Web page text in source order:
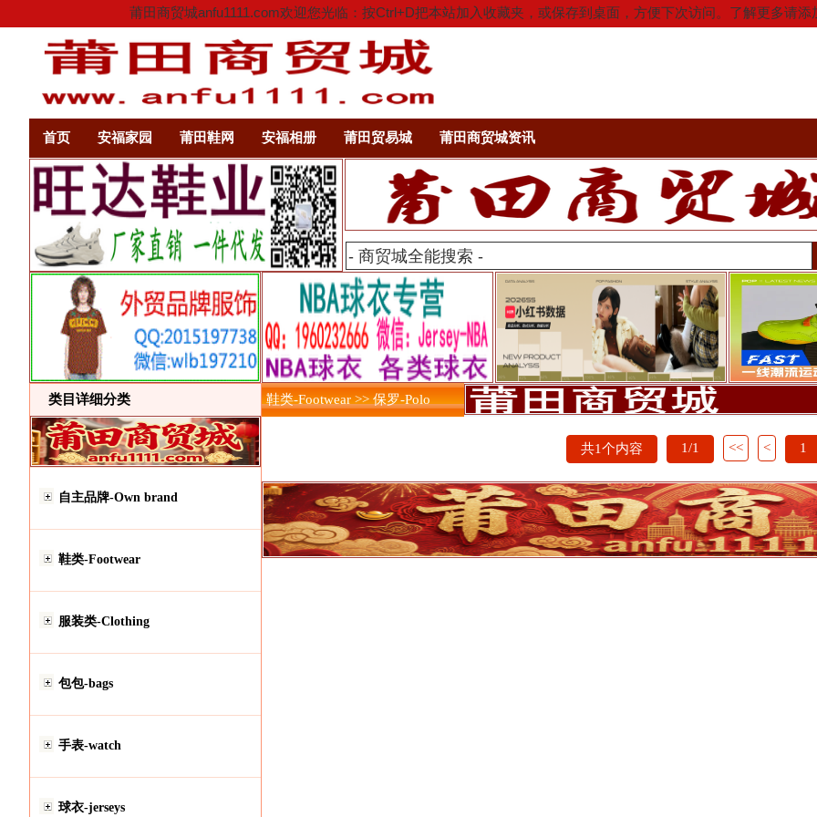
莆田商贸城anfu1111.com欢迎您光临：按Ctrl+D把本站加入收藏夹，或保存到桌面，方便下次访问。了解更多请
首页 安福家园 莆田鞋网 安福相册 莆田贸易城 莆田商贸城资讯
类目详细分类
自主品牌-Own brand
鞋类-Footwear
服装类-Clothing
包包-bags
手表-watch
球衣-jerseys
鞋类-Footwear >> 保罗-Polo
共1个内容 1/1 << < 1